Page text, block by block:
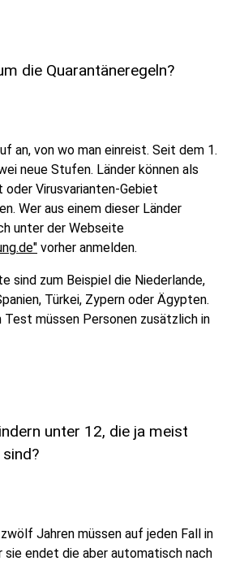
die Quarantäneregeln?
an, von wo man einreist. Seit dem 1.
neue Stufen. Länder können als
oder Virusvarianten-Gebiet
Wer aus einem dieser Länder
unter der Webseite
vorher anmelden.
sind zum Beispiel die Niederlande,
Türkei, Zypern oder Ägypten.
müssen Personen zusätzlich in
unter 12, die ja meist
Jahren müssen auf jeden Fall in
sie endet die aber automatisch nach